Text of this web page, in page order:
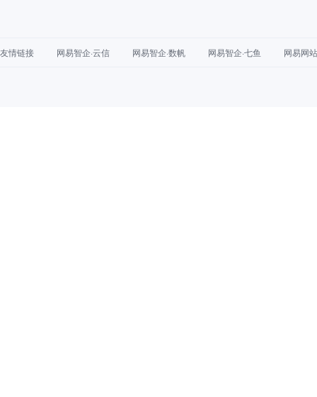
友情链接 网易智企·云信 网易智企·数帆 网易智企·七鱼 网易网